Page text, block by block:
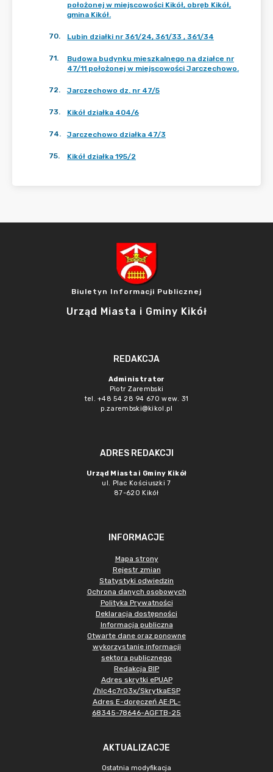
położonej w miejscowości Kikół, obręb Kikół,
gmina Kikół.
70. Lubin działki nr 361/24, 361/33 , 361/34
71.
Budowa budynku mieszkalnego na działce nr
47/11 położonej w miejscowości Jarczechowo.
72. Jarczechowo dz. nr 47/5
73. Kikół działka 404/6
74. Jarczechowo działka 47/3
75. Kikół działka 195/2
Biuletyn Informacji Publicznej
Urząd Miasta i Gminy Kikół
REDAKCJA
Administrator
Piotr Zarembski
tel. +48 54 28 94 670 wew. 31
p.zarembski@kikol.pl
ADRES REDAKCJI
Urząd Miasta i Gminy Kikół
ul. Plac Kościuszki 7
87-620 Kikół
INFORMACJE
Mapa strony
Rejestr zmian
Statystyki odwiedzin
Ochrona danych osobowych
Polityka Prywatności
Deklaracja dostępności
Informacja publiczna
Otwarte dane oraz ponowne
wykorzystanie informacji
sektora publicznego
Redakcja BIP
Adres skrytki ePUAP
/hlc4c7r03x/SkrytkaESP
Adres E-doręczeń AE:PL-
68345-78646-AGFTB-25
AKTUALIZACJE
Ostatnia modyfikacja